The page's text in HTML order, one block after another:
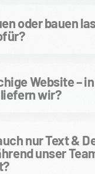
oder bauen
Website –
wir?
nur Text &
unser